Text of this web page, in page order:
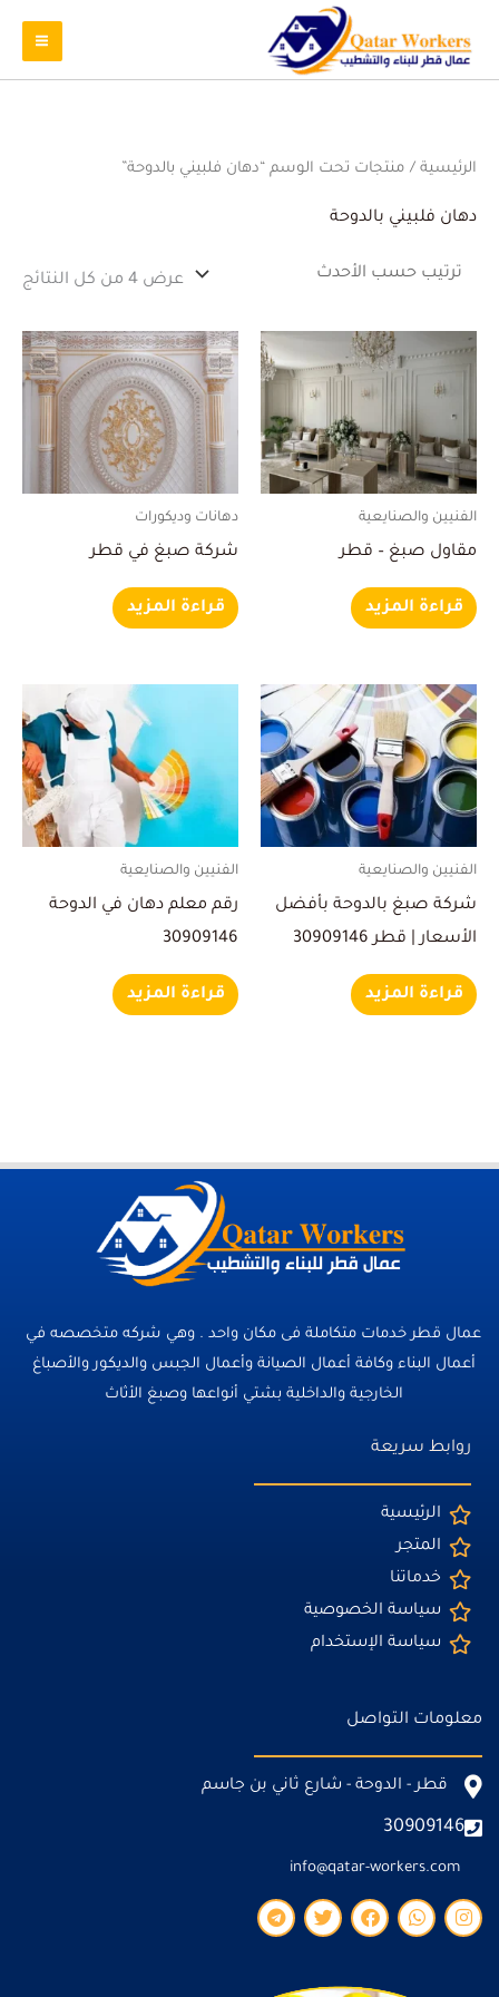
الرئيسية / منتجات تحت الوسم “دهان فلبيني بالدوحة”
دهان فلبيني بالدوحة
عرض ⁦4⁩ من كل النتائج
الفنيين والصنايعية
مقاول صبغ – قطر
قراءة المزيد
دهانات وديكورات
شركة صبغ في قطر
قراءة المزيد
الفنيين والصنايعية
شركة صبغ بالدوحة بأفضل
الأسعار | قطر 30909146
قراءة المزيد
الفنيين والصنايعية
رقم معلم دهان في الدوحة
30909146
قراءة المزيد
عمال قطر خدمات متكاملة فى مكان واحد . وهي شركه متخصصه في
أعمال البناء وكافة أعمال الصيانة وأعمال الجبس والديكور والأصباغ
الخارجية والداخلية بشتي أنواعها وصبغ الأثاث
روابط سريعة
الرئيسية
المتجر
خدماتنا
سياسة الخصوصية
سياسة الإستخدام
معلومات التواصل
قطر - الدوحة - شارع ثاني بن جاسم
30909146
info@qatar-workers.com
I
n
W
h
F
a
T
w
T
e